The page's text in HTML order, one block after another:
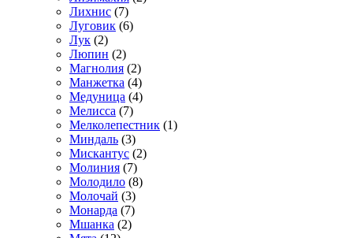
Лихнис (7)
Луговик (6)
Лук (2)
Люпин (2)
Магнолия (2)
Манжетка (4)
Медуница (4)
Мелисса (7)
Мелколепестник (1)
Миндаль (3)
Мискантус (2)
Молиния (7)
Молодило (8)
Молочай (3)
Монарда (7)
Мшанка (2)